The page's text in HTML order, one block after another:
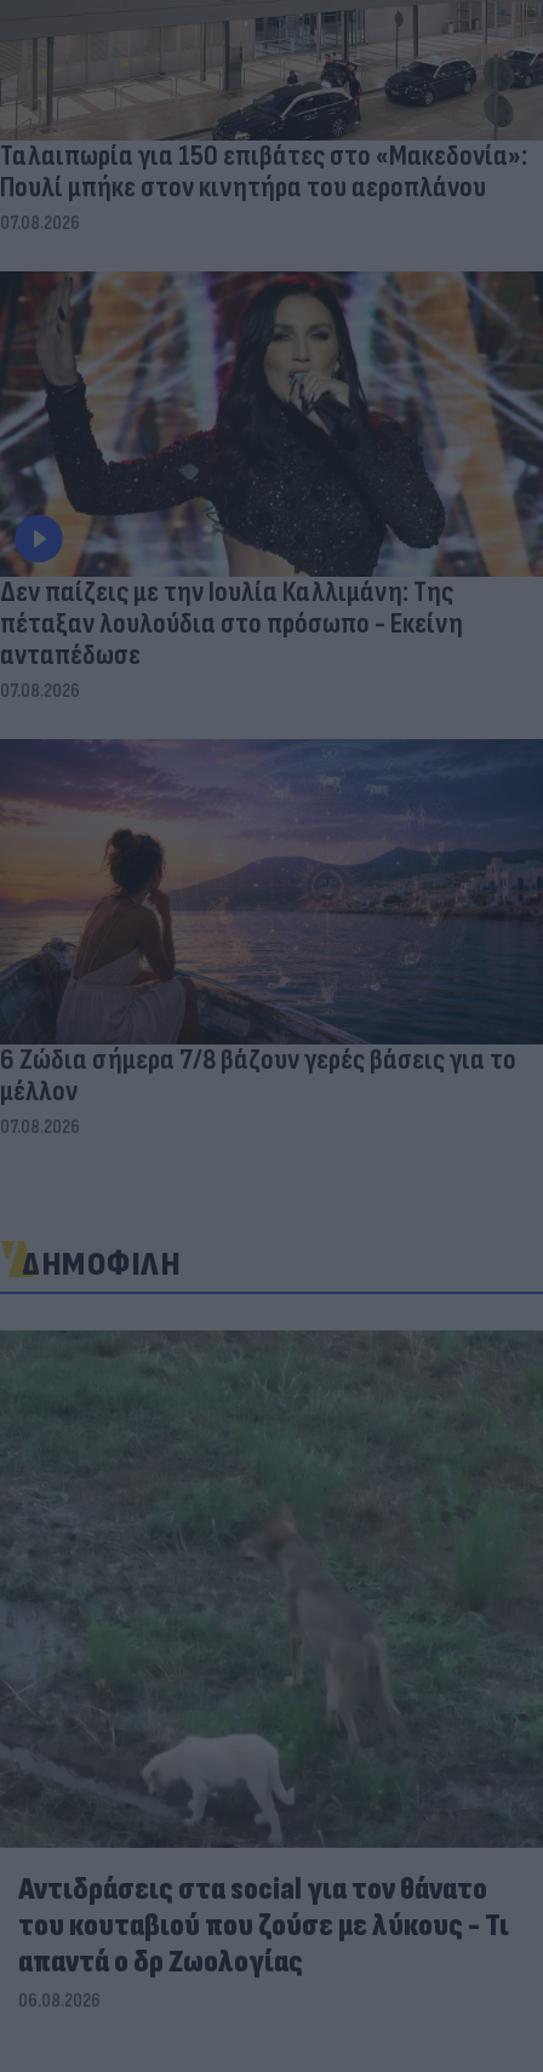
Ταλαιπωρία για 150 επιβάτες στο «Μακεδονία»:
Πουλί μπήκε στον κινητήρα του αεροπλάνου
07.08.2026
Δεν παίζεις με την Ιουλία Καλλιμάνη: Της
πέταξαν λουλούδια στο πρόσωπο - Εκείνη
ανταπέδωσε
07.08.2026
6 Ζώδια σήμερα 7/8 βάζουν γερές βάσεις για το
μέλλον
07.08.2026
ΔΗΜΟΦΙΛΗ
Αντιδράσεις στα social για τον θάνατο
του κουταβιού που ζούσε με λύκους - Τι
απαντά ο δρ Ζωολογίας
06.08.2026